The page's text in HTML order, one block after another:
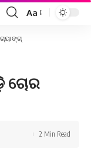
Font
Aa
ଗ୍ୟାଙ୍ଗ୍‌
ଚୋର
2 Min Read